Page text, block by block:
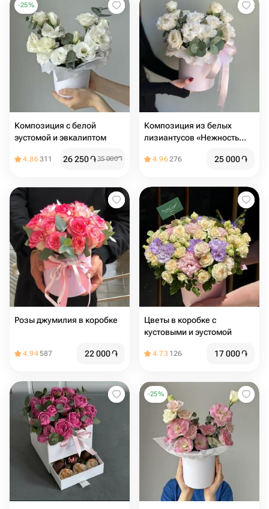
-25%
Композиция с белой
эустомой и эвкалиптом
4.86311 26 250֏35 000֏
Композиция из белых
лизиантусов «Нежность
4.96276 25 000֏
Розы джумилия в коробке
4.94587 22 000֏
Цветы в коробке с
кустовыми и эустомой
4.73 126 17 000֏
-25%